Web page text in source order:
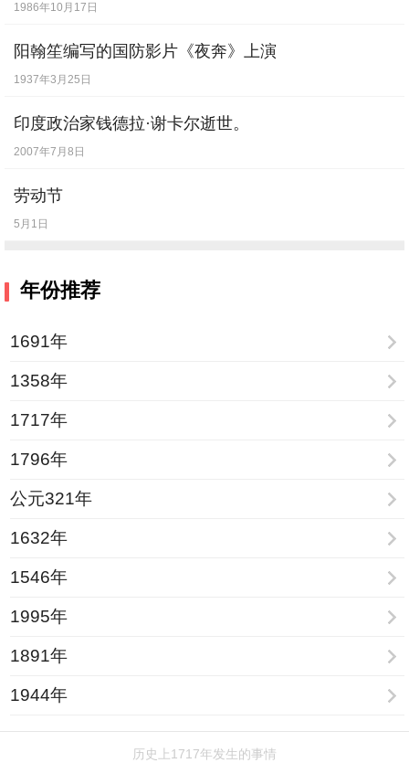
1986年10月17日
阳翰笙编写的国防影片《夜奔》上演
1937年3月25日
印度政治家钱德拉·谢卡尔逝世。
2007年7月8日
劳动节
5月1日
年份推荐
1691年
1358年
1717年
1796年
公元321年
1632年
1546年
1995年
1891年
1944年
历史上1717年发生的事情